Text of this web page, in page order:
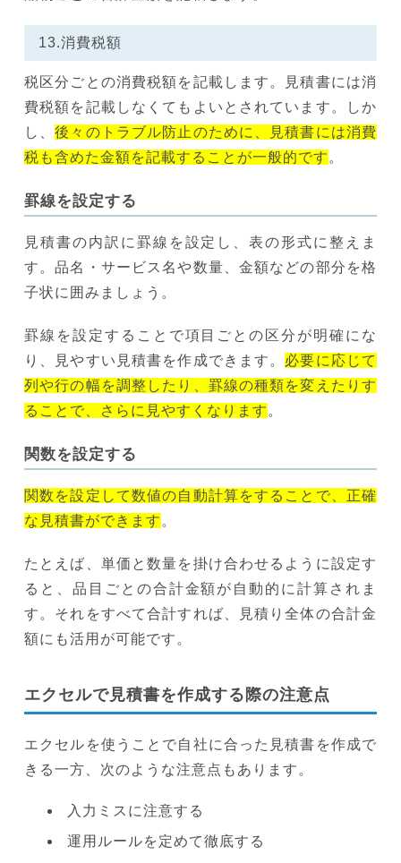
13.消費税額
税区分ごとの消費税額を記載します。見積書には消
費税額を記載しなくてもよいとされています。しか
し、後々のトラブル防止のために、見積書には消費
税も含めた金額を記載することが一般的です 。
罫線を設定する
見積書の内訳に罫線を設定し、表の形式に整えま
す。品名・サービス名や数量、金額などの部分を格
子状に囲みましょう。
罫線を設定することで項目ごとの区分が明確にな
り、見やすい見積書を作成できます。 必要に応じて
列や行の幅を調整したり、罫線の種類を変えたりす
ることで、さらに見やすくなります 。
関数を設定する
関数を設定して数値の自動計算をすることで、正確
な見積書ができます 。
たとえば、単価と数量を掛け合わせるように設定す
ると、品目ごとの合計金額が自動的に計算されま
す。それをすべて合計すれば、見積り全体の合計金
額にも活用が可能です。
エクセルで見積書を作成する際の注意点
エクセルを使うことで自社に合った見積書を作成で
きる一方、次のような注意点もあります。
入力ミスに注意する
運用ルールを定めて徹底する